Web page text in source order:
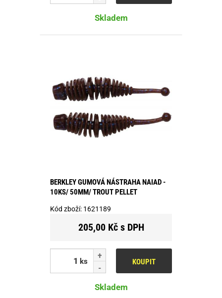
Skladem
BERKLEY GUMOVÁ NÁSTRAHA NAIAD -
10KS/ 50MM/ TROUT PELLET
Kód zboží: 1621189
205,00 Kč s DPH
ks KOUPIT
Skladem